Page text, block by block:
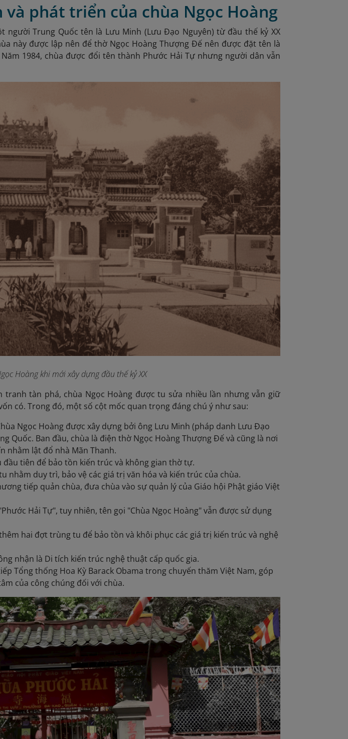
phát triển của chùa Ngọc Hoàng
người Trung Quốc tên là Lưu Minh (Lưu Đạo Nguyên) từ đầu thế kỷ XX
này được lập nên để thờ Ngọc Hoàng Thượng Đế nên được đặt tên là
1984, chùa được đổi tên thành Phước Hải Tự nhưng người dân vẫn
Hoàng khi mới xây dựng đầu thế kỷ XX
tranh tàn phá, chùa Ngọc Hoàng được tu sửa nhiều lần nhưng vẫn giữ
có. Trong đó, một số cột mốc quan trọng đáng chú ý như sau:
Ngọc Hoàng được xây dựng bởi ông Lưu Minh (pháp danh Lưu Đạo
Quốc. Ban đầu, chùa là điện thờ Ngọc Hoàng Thượng Đế và cũng là nơi
nhằm lật đổ nhà Mãn Thanh.
tiên để bảo tồn kiến trúc và không gian thờ tự.
nhằm duy trì, bảo vệ các giá trị văn hóa và kiến trúc của chùa.
tiếp quản chùa, đưa chùa vào sự quản lý của Giáo hội Phật giáo Việt
Hải Tự", tuy nhiên, tên gọi "Chùa Ngọc Hoàng" vẫn được sử dụng
hai đợt trùng tu để bảo tồn và khôi phục các giá trị kiến trúc và nghệ
nhận là Di tích kiến trúc nghệ thuật cấp quốc gia.
Tổng thống Hoa Kỳ Barack Obama trong chuyến thăm Việt Nam, góp
của công chúng đối với chùa.